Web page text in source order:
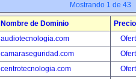
Mostrando 1 de 43
Nombre de Dominio
Precio
audiotecnologia.com
camaraseguridad.com
centrotecnologia.com